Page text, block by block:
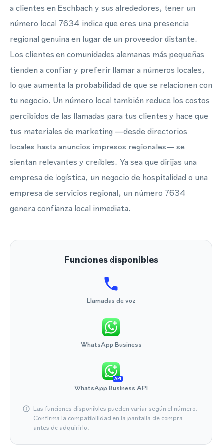
a clientes en Eschbach y sus alrededores, tener un
número local 7634 indica que eres una presencia
regional genuina en lugar de un proveedor distante.
Los clientes en comunidades alemanas más pequeñas
tienden a confiar y preferir llamar a números locales,
lo que aumenta la probabilidad de que se relacionen con
tu negocio. Un número local también reduce los costos
percibidos de las llamadas para tus clientes y hace que
tus materiales de marketing —desde directorios
locales hasta anuncios impresos regionales— se
sientan relevantes y creíbles. Ya sea que dirijas una
empresa de logística, un negocio de hospitalidad o una
empresa de servicios regional, un número 7634
genera confianza local inmediata.
Funciones disponibles
Llamadas de voz
WhatsApp Business
API
WhatsApp Business API
Las funciones disponibles pueden variar según el número.
Confirma la compatibilidad en la pantalla de compra
antes de adquirirlo.